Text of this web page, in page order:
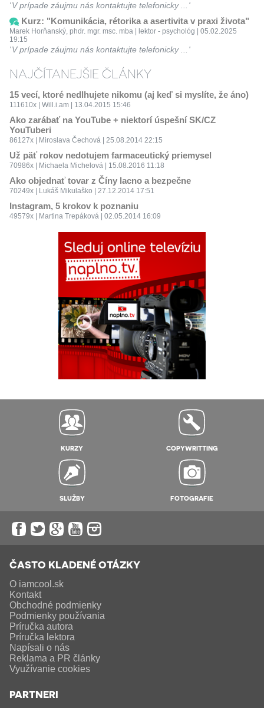
V prípade záujmu nás kontaktujte telefonicky ...
Kurz: "Komunikácia, rétorika a asertivita v praxi života"
Marek Horňanský, phdr. mgr. msc. mba | lektor - psychológ | 05.02.2025
19:15
V prípade záujmu nás kontaktujte telefonicky ...
NAJČÍTANEJŠIE ČLÁNKY
15 vecí, ktoré nedlhujete nikomu (aj keď si myslíte, že áno)
111610x | Will.i.am | 13.04.2015 15:46
Ako zarábať na YouTube + niektorí úspešní SK/CZ
YouTuberi
86127x | Miroslava Čechová | 25.08.2014 22:15
Už päť rokov nedotujem farmaceutický priemysel
70986x | Michaela Michelová | 15.08.2016 11:18
Ako objednať tovar z Číny lacno a bezpečne
70249x | Lukáš Mikulaško | 27.12.2014 17:51
Instagram, 5 krokov k poznaniu
49579x | Martina Trepáková | 02.05.2014 16:09
KURZY COPYWRITTING
SLUŽBY FOTOGRAFIE
ČASTO KLADENÉ OTÁZKY
O iamcool.sk
Kontakt
Obchodné podmienky
Podmienky používania
Príručka autora
Príručka lektora
Napísali o nás
Reklama a PR články
Využívanie cookies
PARTNERI